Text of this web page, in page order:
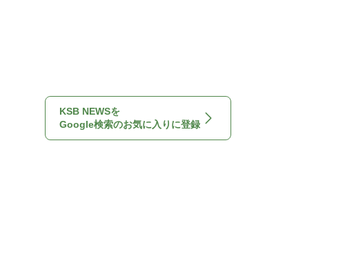
KSB NEWSを
Google検索のお気に入りに登録